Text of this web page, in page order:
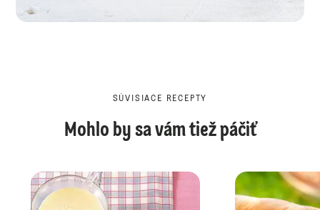
SÚVISIACE RECEPTY
Mohlo by sa vám tiež páčiť